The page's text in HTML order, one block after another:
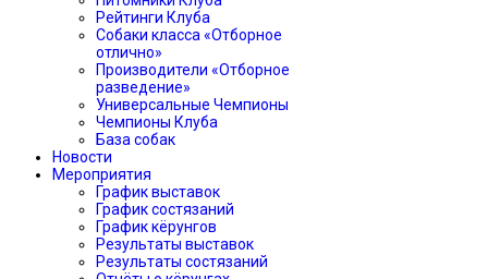
Рейтинги Клуба
Собаки класса «Отборное
отлично»
Производители «Отборное
разведение»
Универсальные Чемпионы
Чемпионы Клуба
База собак
Новости
Мероприятия
График выставок
График состязаний
График кёрунгов
Результаты выставок
Результаты состязаний